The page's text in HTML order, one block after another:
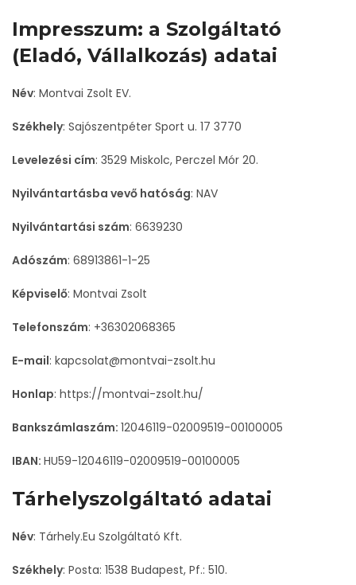
Impresszum: a Szolgáltató
(Eladó, Vállalkozás) adatai
Név: Montvai Zsolt EV.
Székhely: Sajószentpéter Sport u. 17 3770
Levelezési cím: 3529 Miskolc, Perczel Mór 20.
Nyilvántartásba vevő hatóság: NAV
Nyilvántartási szám: 6639230
Adószám: 68913861-1-25
Képviselő: Montvai Zsolt
Telefonszám: +36302068365
E-mail: kapcsolat@montvai-zsolt.hu
Honlap: https://montvai-zsolt.hu/
Bankszámlaszám: 12046119-02009519-00100005
IBAN: HU59-12046119-02009519-00100005
Tárhelyszolgáltató adatai
Név: Tárhely.Eu Szolgáltató Kft.
Székhely: Posta: 1538 Budapest, Pf.: 510.